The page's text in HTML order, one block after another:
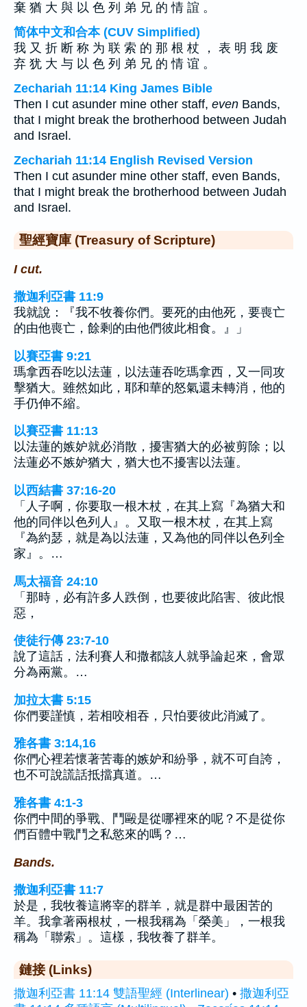
棄 猶 大 與 以 色 列 弟 兄 的 情 誼 。
简体中文和合本 (CUV Simplified)
我 又 折 断 称 为 联 索 的 那 根 杖 ， 表 明 我 废
弃 犹 大 与 以 色 列 弟 兄 的 情 谊 。
Zechariah 11:14 King James Bible
Then I cut asunder mine other staff, even Bands,
that I might break the brotherhood between Judah
and Israel.
Zechariah 11:14 English Revised Version
Then I cut asunder mine other staff, even Bands,
that I might break the brotherhood between Judah
and Israel.
聖經寶庫 (Treasury of Scripture)
I cut.
撒迦利亞書 11:9
我就說：『我不牧養你們。要死的由他死，要喪亡
的由他喪亡，餘剩的由他們彼此相食。』」
以賽亞書 9:21
瑪拿西吞吃以法蓮，以法蓮吞吃瑪拿西，又一同攻
擊猶大。雖然如此，耶和華的怒氣還未轉消，他的
手仍伸不縮。
以賽亞書 11:13
以法蓮的嫉妒就必消散，擾害猶大的必被剪除；以
法蓮必不嫉妒猶大，猶大也不擾害以法蓮。
以西結書 37:16-20
「人子啊，你要取一根木杖，在其上寫『為猶大和
他的同伴以色列人』。又取一根木杖，在其上寫
『為約瑟，就是為以法蓮，又為他的同伴以色列全
家』。…
馬太福音 24:10
「那時，必有許多人跌倒，也要彼此陷害、彼此恨
惡，
使徒行傳 23:7-10
說了這話，法利賽人和撒都該人就爭論起來，會眾
分為兩黨。…
加拉太書 5:15
你們要謹慎，若相咬相吞，只怕要彼此消滅了。
雅各書 3:14,16
你們心裡若懷著苦毒的嫉妒和紛爭，就不可自誇，
也不可說謊話抵擋真道。…
雅各書 4:1-3
你們中間的爭戰、鬥毆是從哪裡來的呢？不是從你
們百體中戰鬥之私慾來的嗎？…
Bands.
撒迦利亞書 11:7
於是，我牧養這將宰的群羊，就是群中最困苦的
羊。我拿著兩根杖，一根我稱為「榮美」，一根我
稱為「聯索」。這樣，我牧養了群羊。
鏈接 (Links)
撒迦利亞書 11:14 雙語聖經 (Interlinear) • 撒迦利亞